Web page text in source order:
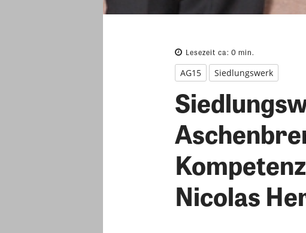
Lesezeit ca: 0 min.
AG15 Siedlungswerk
Nicolas